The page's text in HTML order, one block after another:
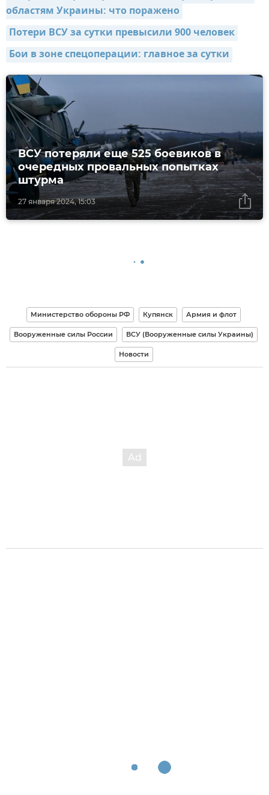
областям Украины: что поражено
Потери ВСУ за сутки превысили 900 человек
Бои в зоне спецоперации: главное за сутки
27 января 2024, 15:03
ВСУ потеряли еще 525 боевиков в
очередных провальных попытках
штурма
Министерство обороны РФ Купянск Армия и флот
Вооруженные силы России ВСУ (Вооруженные силы Украины)
Новости